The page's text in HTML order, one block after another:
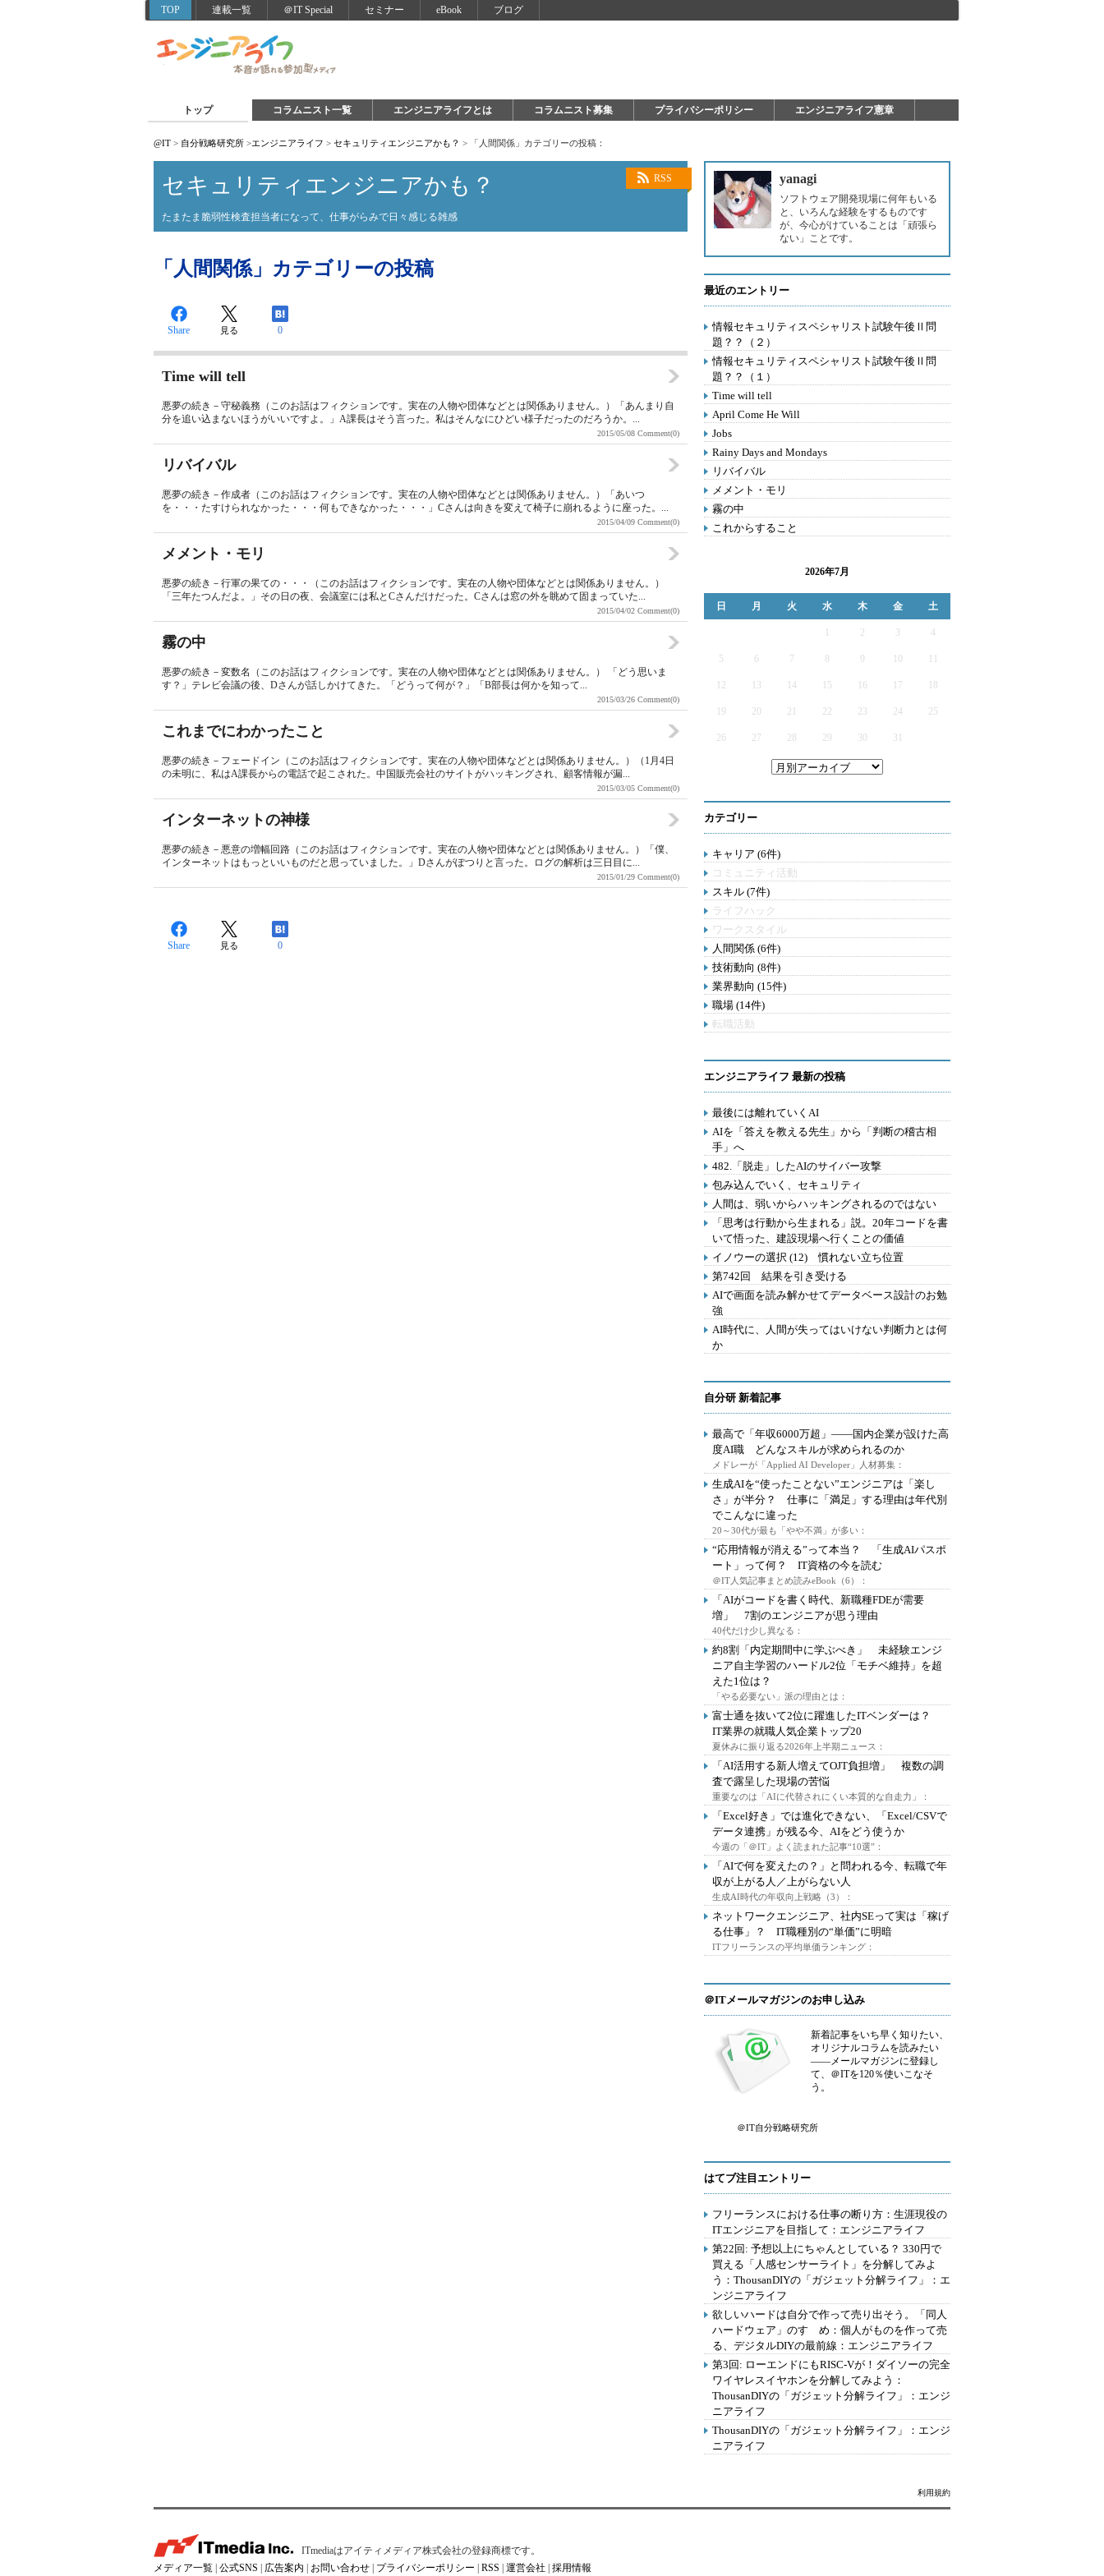
TOP 連載一覧 ＠IT Special セミナー eBook ブログ
トップ コラムニスト一覧 エンジニアライフとは コラムニスト募集 プライバシーポリシー エンジニアライフ憲章
@IT > 自分戦略研究所 >エンジニアライフ > セキュリティエンジニアかも？ > 「人間関係」カテゴリーの投稿：
RSS
セキュリティエンジニアかも？
たまたま脆弱性検査担当者になって、仕事がらみで日々感じる雑感
「人間関係」カテゴリーの投稿
Share 見る 0
Time will tell
悪夢の続き－守秘義務（このお話はフィクションです。実在の人物や団体などとは関係ありません。）「あんまり自
分を追い込まないほうがいいですよ。」A課長はそう言った。私はそんなにひどい様子だったのだろうか。...
2015/05/08 Comment(0)
リバイバル
悪夢の続き－作成者（このお話はフィクションです。実在の人物や団体などとは関係ありません。）「あいつ
を・・・たすけられなかった・・・何もできなかった・・・」Cさんは向きを変えて椅子に崩れるように座った。...
2015/04/09 Comment(0)
メメント・モリ
悪夢の続き－行軍の果ての・・・（このお話はフィクションです。実在の人物や団体などとは関係ありません。）
「三年たつんだよ。」その日の夜、会議室には私とCさんだけだった。Cさんは窓の外を眺めて固まっていた...
2015/04/02 Comment(0)
霧の中
悪夢の続き－変数名（このお話はフィクションです。実在の人物や団体などとは関係ありません。） 「どう思いま
す？」テレビ会議の後、Dさんが話しかけてきた。「どうって何が？」「B部長は何かを知って...
2015/03/26 Comment(0)
これまでにわかったこと
悪夢の続き－フェードイン（このお話はフィクションです。実在の人物や団体などとは関係ありません。）（1月4日
の未明に、私はA課長からの電話で起こされた。中国販売会社のサイトがハッキングされ、顧客情報が漏...
2015/03/05 Comment(0)
インターネットの神様
悪夢の続き－悪意の増幅回路（このお話はフィクションです。実在の人物や団体などとは関係ありません。）「僕、
インターネットはもっといいものだと思っていました。」Dさんがぽつりと言った。ログの解析は三日目に...
2015/01/29 Comment(0)
Share 見る 0
yanagi
ソフトウェア開発現場に何年もいる
と、いろんな経験をするものです
が、今心がけていることは「頑張ら
ない」ことです。
最近のエントリー
情報セキュリティスペシャリスト試験午後Ⅱ問
題？？（２）
情報セキュリティスペシャリスト試験午後Ⅱ問
題？？（１）
Time will tell
April Come He Will
Jobs
Rainy Days and Mondays
リバイバル
メメント・モリ
霧の中
これからすること
2026年7月
日 月 火 水 木 金 土
2 3 4
5 6 7 9
12 13 14 15 16 17
19 20 21 22 23 24 25
26 27 28 29 30 31
カテゴリー
キャリア (6件)
コミュニティ活動
スキル (7件)
ライフハック
ワークスタイル
人間関係 (6件)
技術動向 (8件)
業界動向 (15件)
職場 (14件)
転職活動
エンジニアライフ 最新の投稿
最後には離れていくAI
AIを「答えを教える先生」から「判断の稽古相
手」へ
482.「脱走」したAIのサイバー攻撃
包み込んでいく、セキュリティ
人間は、弱いからハッキングされるのではない
「思考は行動から生まれる」説。20年コードを書
いて悟った、建設現場へ行くことの価値
イノウーの選択 (12) 慣れない立ち位置
第742回 結果を引き受ける
AIで画面を読み解かせてデータベース設計のお勉
強
AI時代に、人間が失ってはいけない判断力とは何
か
自分研 新着記事
最高で「年収6000万超」――国内企業が設けた高
度AI職 どんなスキルが求められるのか
メドレーが「Applied AI Developer」人材募集：
生成AIを“使ったことない”エンジニアは「楽し
さ」が半分？ 仕事に「満足」する理由は年代別
でこんなに違った
20～30代が最も「やや不満」が多い：
“応用情報が消える”って本当？ 「生成AIパスポ
ート」って何？ IT資格の今を読む
＠IT人気記事まとめ読みeBook（6）：
「AIがコードを書く時代、新職種FDEが需要
増」 7割のエンジニアが思う理由
40代だけ少し異なる：
約8割「内定期間中に学ぶべき」 未経験エンジ
ニア自主学習のハードル2位「モチベ維持」を超
えた1位は？
「やる必要ない」派の理由とは：
富士通を抜いて2位に躍進したITベンダーは？
IT業界の就職人気企業トップ20
夏休みに振り返る2026年上半期ニュース：
「AI活用する新人増えてOJT負担増」 複数の調
査で露呈した現場の苦悩
重要なのは「AIに代替されにくい本質的な自走力」：
「Excel好き」では進化できない、「Excel/CSVで
データ連携」が残る今、AIをどう使うか
今週の「＠IT」よく読まれた記事“10選”：
「AIで何を変えたの？」と問われる今、転職で年
収が上がる人／上がらない人
生成AI時代の年収向上戦略（3）：
ネットワークエンジニア、社内SEって実は「稼げ
る仕事」？ IT職種別の“単価”に明暗
ITフリーランスの平均単価ランキング：
＠ITメールマガジンのお申し込み
新着記事をいち早く知りたい、
オリジナルコラムを読みたい
――メールマガジンに登録し
て、＠ITを120％使いこなそ
う。
＠IT自分戦略研究所
はてブ注目エントリー
フリーランスにおける仕事の断り方：生涯現役の
ITエンジニアを目指して：エンジニアライフ
第22回: 予想以上にちゃんとしている？ 330円で
買える「人感センサーライト」を分解してみよ
う：ThousanDIYの「ガジェット分解ライフ」：エ
ンジニアライフ
欲しいハードは自分で作って売り出そう。「同人
ハードウェア」のすゝめ：個人がものを作って売
る、デジタルDIYの最前線：エンジニアライフ
第3回: ローエンドにもRISC-Vが！ダイソーの完全
ワイヤレスイヤホンを分解してみよう：
ThousanDIYの「ガジェット分解ライフ」：エンジ
ニアライフ
ThousanDIYの「ガジェット分解ライフ」：エンジ
ニアライフ
利用規約
ITmediaはアイティメディア株式会社の登録商標です。
メディア一覧 公式SNS 広告案内 お問い合わせ プライバシーポリシー RSS 運営会社 採用情報